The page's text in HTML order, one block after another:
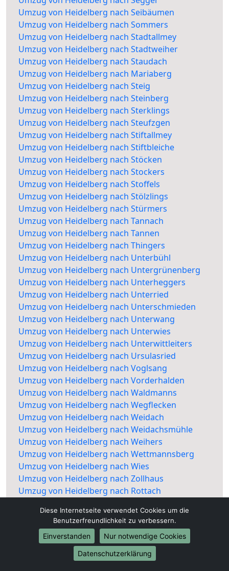
Umzug von Heidelberg nach Seibäumen
Umzug von Heidelberg nach Sommers
Umzug von Heidelberg nach Stadtallmey
Umzug von Heidelberg nach Stadtweiher
Umzug von Heidelberg nach Staudach
Umzug von Heidelberg nach Mariaberg
Umzug von Heidelberg nach Steig
Umzug von Heidelberg nach Steinberg
Umzug von Heidelberg nach Sterklings
Umzug von Heidelberg nach Steufzgen
Umzug von Heidelberg nach Stiftallmey
Umzug von Heidelberg nach Stiftbleiche
Umzug von Heidelberg nach Stöcken
Umzug von Heidelberg nach Stockers
Umzug von Heidelberg nach Stoffels
Umzug von Heidelberg nach Stölzlings
Umzug von Heidelberg nach Stürmers
Umzug von Heidelberg nach Tannach
Umzug von Heidelberg nach Tannen
Umzug von Heidelberg nach Thingers
Umzug von Heidelberg nach Unterbühl
Umzug von Heidelberg nach Untergrünenberg
Umzug von Heidelberg nach Unterheggers
Umzug von Heidelberg nach Unterried
Umzug von Heidelberg nach Unterschmieden
Umzug von Heidelberg nach Unterwang
Umzug von Heidelberg nach Unterwies
Umzug von Heidelberg nach Unterwittleiters
Umzug von Heidelberg nach Ursulasried
Umzug von Heidelberg nach Voglsang
Umzug von Heidelberg nach Vorderhalden
Umzug von Heidelberg nach Waldmanns
Umzug von Heidelberg nach Wegflecken
Umzug von Heidelberg nach Weidach
Umzug von Heidelberg nach Weidachsmühle
Umzug von Heidelberg nach Weihers
Umzug von Heidelberg nach Wettmannsberg
Umzug von Heidelberg nach Wies
Umzug von Heidelberg nach Zollhaus
Umzug von Heidelberg nach Rottach
Diese Internetseite verwendet Cookies um die
Benutzerfreundlichkeit zu verbessern.
Einverstanden
Nur notwendige Cookies
Datenschutzerklärung